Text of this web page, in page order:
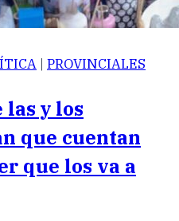
| PROVINCIALES
las y los
que cuentan
que los va a